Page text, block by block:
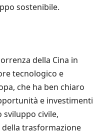
sostenibile.
della Cina in
tecnologico e
che ha ben chiaro
e investimenti
civile,
della trasformazione